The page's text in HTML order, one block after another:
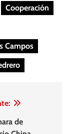
Cooperación
Campos
de